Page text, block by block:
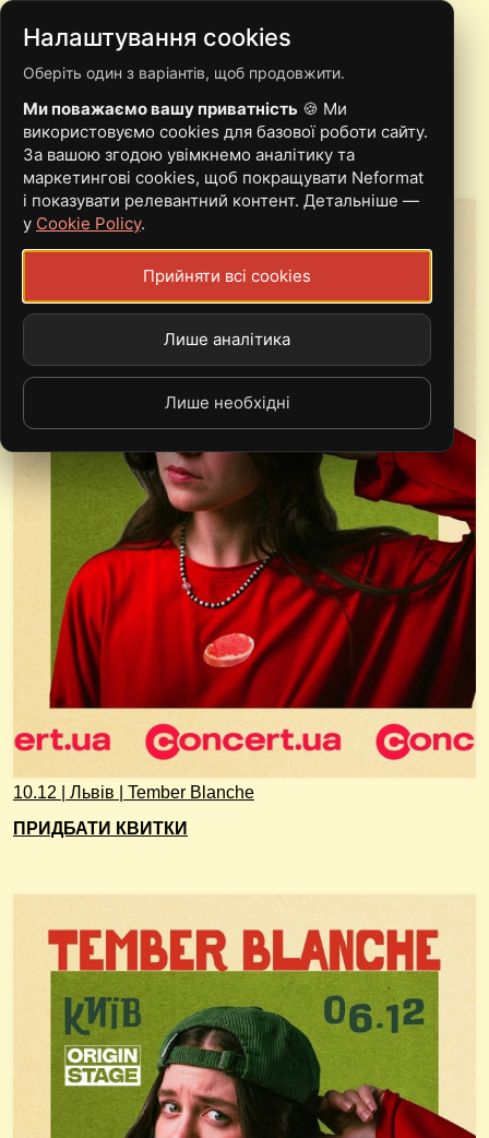
TEMBER BLANCHE
10.12 | Львів | Tember Blanche
ПРИДБАТИ КВИТКИ
Налаштування cookies
Оберіть один з варіантів, щоб продовжити.
Ми поважаємо вашу приватність 🍪 Ми
використовуємо cookies для базової роботи сайту.
За вашою згодою увімкнемо аналітику та
маркетингові cookies, щоб покращувати Neformat
і показувати релевантний контент. Детальніше —
у Cookie Policy.
Прийняти всі cookies
Лише аналітика
Лише необхідні